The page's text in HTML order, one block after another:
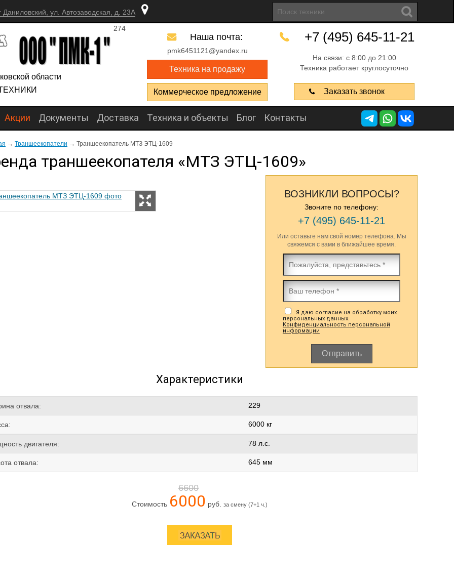
ул. Автозаводская, д. 23А
области
274
+7 (495) 645-11-21
На связи: с 8:00 до 21:00
Техника работает круглосуточно
Заказать звонок
Наша почта:
pmk6451121@yandex.ru
Техника на продажу
Коммерческое предложение
Акции Документы Доставка Техника и объекты Блог Контакты
→ Траншеекопатели → Траншеекопатель МТЗ ЭТЦ-1609
траншеекопателя «МТЗ ЭТЦ-1609»
ВОЗНИКЛИ ВОПРОСЫ?
Звоните по телефону:
+7 (495) 645-11-21
Или оставьте нам свой номер телефона. Мы
свяжемся с вами в ближайшее время.
Я даю согласие на обработку моих
персональных данных.
Конфиденциальность персональной
информации
Отправить
Характеристики
отвала: 229
6000 кг
двигателя: 78 л.с.
отвала: 645 мм
6600
Стоимость 6000 руб. за смену (7+1 ч.)